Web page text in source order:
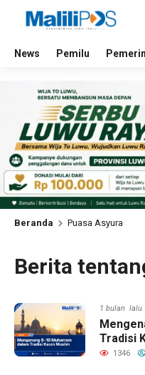
News Pemilu
Beranda Puasa Asyura
Berita
1 bulan lalu
Tradisi
1346